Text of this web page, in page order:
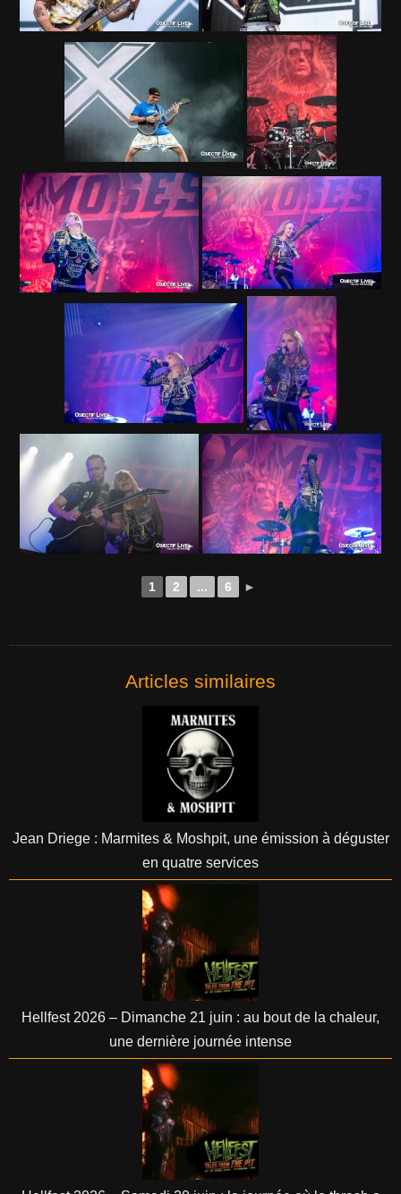
1 2 ... 6 ►
Articles similaires
Jean Driege : Marmites & Moshpit, une émission à déguster
en quatre services
Hellfest 2026 – Dimanche 21 juin : au bout de la chaleur,
une dernière journée intense